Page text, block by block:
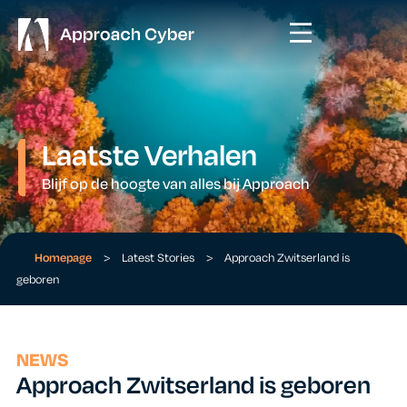
Laatste Verhalen
Blijf op de hoogte van alles bij Approach
Homepage > Latest Stories >
Approach Zwitserland is
geboren
NEWS
Approach Zwitserland is geboren